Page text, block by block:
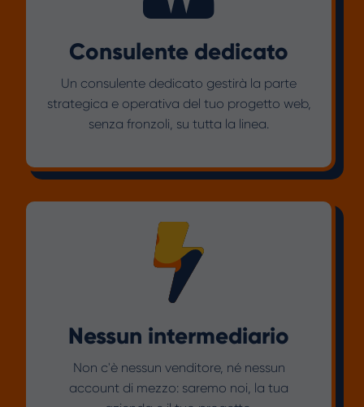
Consulente dedicato
Un consulente dedicato gestirà la parte
strategica e operativa del tuo progetto web,
senza fronzoli, su tutta la linea.
Nessun intermediario
Non c'è nessun venditore, né nessun
account di mezzo: saremo noi, la tua